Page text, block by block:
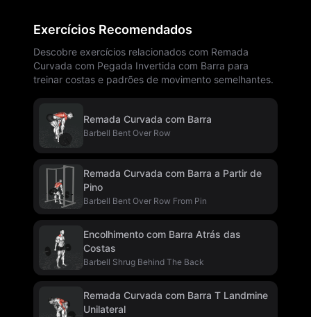
Exercícios Recomendados
Descobre exercícios relacionados com Remada
Curvada com Pegada Invertida com Barra para
treinar costas e padrões de movimento semelhantes.
Remada Curvada com Barra
Barbell Bent Over Row
Remada Curvada com Barra a Partir de
Pino
Barbell Bent Over Row From Pin
Encolhimento com Barra Atrás das
Costas
Barbell Shrug Behind The Back
Remada Curvada com Barra T Landmine
Unilateral